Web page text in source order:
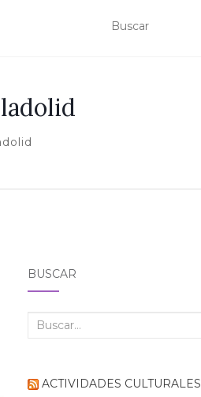
BUSCAR
Buscar:
ACTIVIDADES CULTURALES